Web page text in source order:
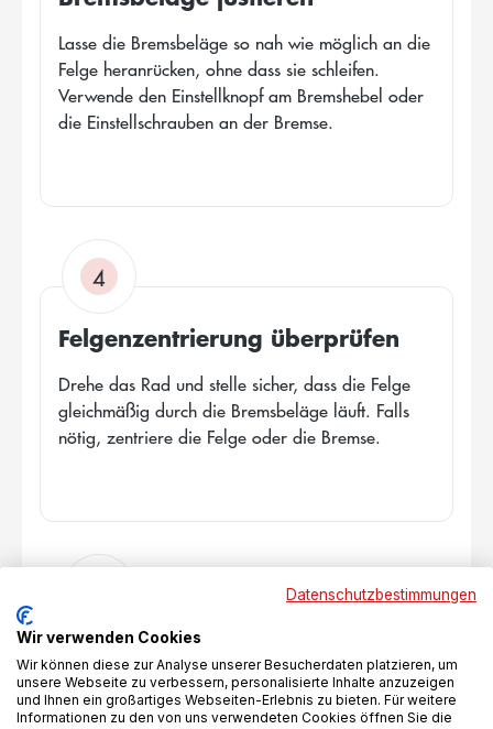
Lasse die Bremsbeläge so nah wie möglich an die
Felge heranrücken, ohne dass sie schleifen.
Verwende den Einstellknopf am Bremshebel oder
die Einstellschrauben an der Bremse.
4
Felgenzentrierung überprüfen
Drehe das Rad und stelle sicher, dass die Felge
gleichmäßig durch die Bremsbeläge läuft. Falls
nötig, zentriere die Felge oder die Bremse.
Probefahrt
Teste die Bremsen bei einer kurzen Probefahrt, um
Datenschutzbestimmungen
Wir verwenden Cookies
Wir können diese zur Analyse unserer Besucherdaten platzieren, um
unsere Webseite zu verbessern, personalisierte Inhalte anzuzeigen
und Ihnen ein großartiges Webseiten-Erlebnis zu bieten. Für weitere
Informationen zu den von uns verwendeten Cookies öffnen Sie die